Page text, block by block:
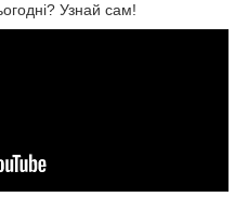
Узнай сам!